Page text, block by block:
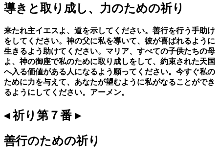
導きと取り成し、力のための祈り
来たれ主イエスよ、道を示してください。善行を行う手助け
をしてください。神の父に私を導いて、彼が喜ばれるように
生きるよう助けてください。マリア、すべての子供たちの母
よ、神の御座で私のために取り成しをして、約束された天国
へ入る価値がある人になるよう願ってください。今すぐ私の
ために力を与えて、あなたが望むように私がなることができ
るようにしてください。アーメン。
◂ 祈り第７番 ▸
善行のための祈り